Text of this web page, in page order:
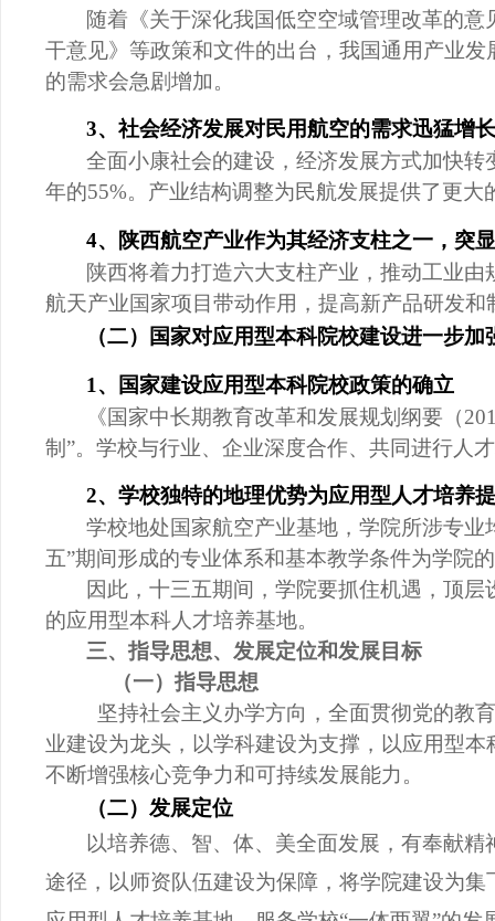
随着《关于深化我国低空空域管理改革的
干意见》等政策和文件的出台，我国通用产业
的需求会急剧增加。
3、社会经济发展对民用航空的需求迅猛增长
全面小康社会的建设，经济发展方式加快
年的55%。产业结构调整为民航发展提供了更
4、陕西航空产业作为其经济支柱之一， 突
陕西将着力打造六大支柱产业，推动工业
航天产业国家项目带动作用，提高新产品研发和
（二）国家对应用型本科院校建设进一步
1、国家建设应用型本科院校政策的确立
《国家中长期教育改革和发展规划纲要（
制”。学校与行业、企业深度合作、共同进行人
2、学校独特的地理优势为应用型人才培养
学校地处国家航空产业基地，学院所涉专
五”期间形成的专业体系和基本教学条件为学院
因此，十三五期间，学院要抓住机遇，顶
的应用型本科人才培养基地。
三、 指导思想、发展定位和发展目标
（一） 指导思想
坚持社会主义办学方向，全面贯彻党的教
业建设为龙头，以学科建设为支撑，以应用型
不断增强核心竞争力和可持续发展能力。
（二）发展定位
以培养德、智、体、美全面发展，有奉献
途径，以师资队伍建设为保障，将学院建设为